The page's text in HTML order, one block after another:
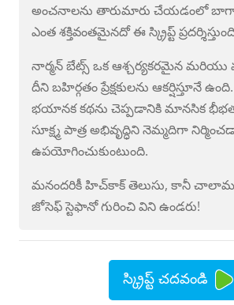
అంచనాలను తారుమారు చేయడంలో బాగా
ఎంత శక్తివంతమైనదో ఈ స్క్రిప్ట్
నార్మన్ బేట్స్ ఒక ఆశ్చర్యకరమైన
దీని బహిర్గతం ప్రేక్షకులను ఆకర్షిస్తూనే
భయానక కథను చెప్పడానికి మానసిక
సూక్ష్మ పాత్ర అభివృద్ధిని నెమ్మదిగా
ఉపయోగించుకుంటుంది.
మనందరికీ హిచ్‌కాక్ తెలుసు, కానీ
జోసెఫ్ స్టెఫానో గురించి విని ఉండరు!
స్క్రిప్ట్ చదవండి